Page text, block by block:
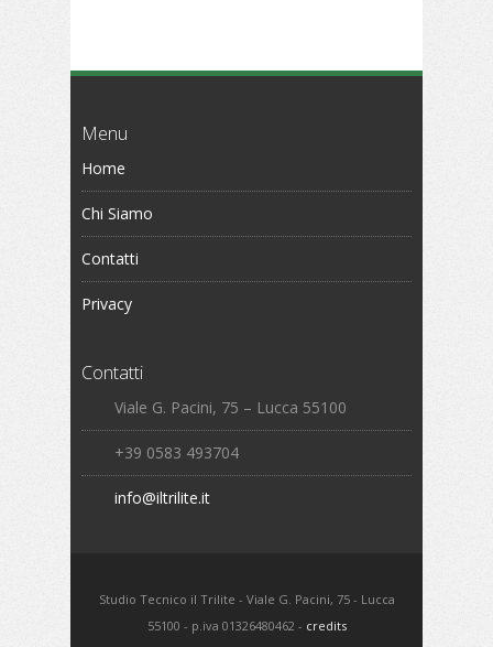
Menu
Home
Chi Siamo
Contatti
Privacy
Contatti
Viale G. Pacini, 75 – Lucca 55100
+39 0583 493704
info@iltrilite.it
Studio Tecnico il Trilite - Viale G. Pacini, 75 - Lucca
55100 - p.iva 01326480462 - credits